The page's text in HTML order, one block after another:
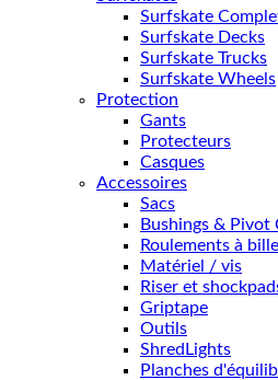
Surfskate
Surfskate Decks
Surfskate Trucks
Surfskate Wheels
Protection
Gants
Protecteurs
Casques
Accessoires
Sacs
Bushings & Pivot
Roulements à
Matériel / vis
Riser et
Griptape
Outils
ShredLights
Planches